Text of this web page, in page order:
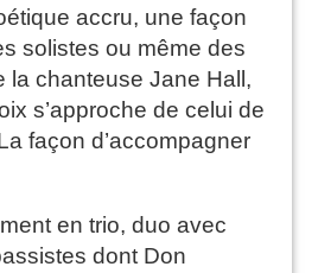
accru, une façon
solistes ou même des
la chanteuse Jane Hall,
s’approche de celui de
façon d’accompagner
en trio, duo avec
dont Don